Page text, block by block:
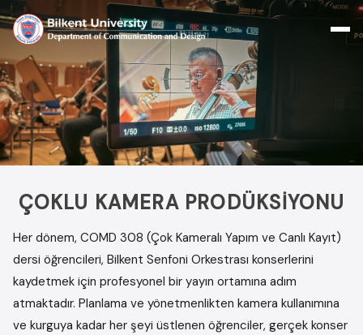
Skip
to
content
ÇOKLU KAMERA PRODÜKSIYONU
Her dönem, COMD 308 (Çok Kameralı Yapım ve Canlı Kayıt)
dersi öğrencileri, Bilkent Senfoni Orkestrası konserlerini
kaydetmek için profesyonel bir yayın ortamına adım
atmaktadır. Planlama ve yönetmenlikten kamera kullanımına
ve kurguya kadar her şeyi üstlenen öğrenciler, gerçek konser